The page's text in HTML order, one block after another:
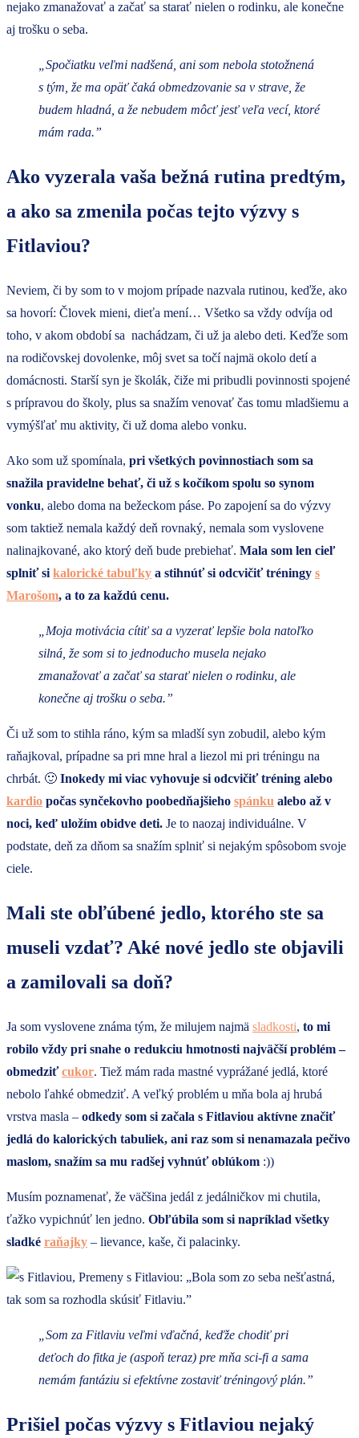
nejako zmanažovať a začať sa starať nielen o rodinku, ale konečne
aj trošku o seba.
„Spočiatku veľmi nadšená, ani som nebola stotožnená
s tým, že ma opäť čaká obmedzovanie sa v strave, že
budem hladná, a že nebudem môcť jesť veľa vecí, ktoré
mám rada.”
Ako vyzerala vaša bežná rutina predtým,
a ako sa zmenila počas tejto výzvy s
Fitlaviou?
Neviem, či by som to v mojom prípade nazvala rutinou, keďže, ako
sa hovorí: Človek mieni, dieťa mení… Všetko sa vždy odvíja od
toho, v akom období sa nachádzam, či už ja alebo deti. Keďže som
na rodičovskej dovolenke, môj svet sa točí najmä okolo detí a
domácnosti. Starší syn je školák, čiže mi pribudli povinnosti spojené
s prípravou do školy, plus sa snažím venovať čas tomu mladšiemu a
vymýšľať mu aktivity, či už doma alebo vonku.
Ako som už spomínala, pri všetkých povinnostiach som sa
snažila pravidelne behať, či už s kočíkom spolu so synom
vonku, alebo doma na bežeckom páse. Po zapojení sa do výzvy
som taktiež nemala každý deň rovnaký, nemala som vyslovene
nalinajkované, ako ktorý deň bude prebiehať. Mala som len cieľ
splniť si kalorické tabuľky a stihnúť si odcvičiť tréningy s
Marošom, a to za každú cenu.
„Moja motivácia cítiť sa a vyzerať lepšie bola natoľko
silná, že som si to jednoducho musela nejako
zmanažovať a začať sa starať nielen o rodinku, ale
konečne aj trošku o seba.”
Či už som to stihla ráno, kým sa mladší syn zobudil, alebo kým
raňajkoval, prípadne sa pri mne hral a liezol mi pri tréningu na
chrbát. 🙂 Inokedy mi viac vyhovuje si odcvičiť tréning alebo
kardio počas synčekovho poobedňajšieho spánku alebo až v
noci, keď uložím obidve deti. Je to naozaj individuálne. V
podstate, deň za dňom sa snažím splniť si nejakým spôsobom svoje
ciele.
Mali ste obľúbené jedlo, ktorého ste sa
museli vzdať? Aké nové jedlo ste objavili
a zamilovali sa doň?
Ja som vyslovene známa tým, že milujem najmä sladkosti, to mi
robilo vždy pri snahe o redukciu hmotnosti najväčší problém –
obmedziťcukor. Tiež mám rada mastné vyprážané jedlá, ktoré
nebolo ľahké obmedziť. A veľký problém u mňa bola aj hrubá
vrstva masla – odkedy som si začala s Fitlaviou aktívne značiť
jedlá do kalorických tabuliek, ani raz som si nenamazala pečivo
maslom, snažím sa mu radšej vyhnúť oblúkom :))
Musím poznamenať, že väčšina jedál z jedálničkov mi chutila,
ťažko vypichnúť len jedno. Obľúbila som si napríklad všetky
sladké raňajky – lievance, kaše, či palacinky.
„Som za Fitlaviu veľmi vďačná, keďže chodiť pri
deťoch do fitka je (aspoň teraz) pre mňa sci-fi a sama
nemám fantáziu si efektívne zostaviť tréningový plán.”
Prišiel počas výzvy s Fitlaviou nejaký